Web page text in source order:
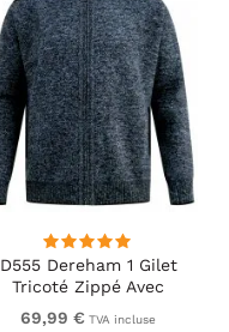
D555 Dereham 1 Gilet
Tricoté Zippé Avec
Doublure Bleu Marine
69,99 € TVA incluse